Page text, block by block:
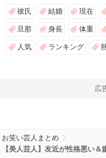
彼氏 結婚 現在
旦那 身長 体重
人気 ランキング
広
お笑い芸人まとめ
【美人芸人】友近が性格悪い